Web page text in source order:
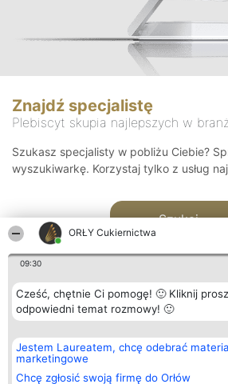
ORŁY Cukiernictwa
09:30
Cześć, chętnie Ci pomogę! 🙂 Kliknij
odpowiedni temat rozmowy! 🙂
Jestem Laureatem, chcę odebrać
marketingowe
Chcę zgłosić swoją firmę do Orłów
Znajdź specjalistę
Plebiscyt skupia najlepszych w
Szukasz specjalisty w pobliżu Ciebie?
wyszukiwarkę. Korzystaj tylko z usług
Szukaj
Organizator plebiscytu
Bright Side Solutions sp. z o.
o. sp. k.
ul. Ruska 22
Plebiscyt
Laureaci
wszystkich